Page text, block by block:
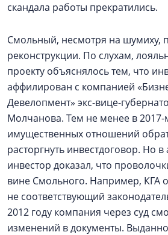
скандала работы прекратились.
Смольный, несмотря на шумиху,
реконструкции. По слухам,
проекту объяснялось тем, что
аффилирован с компанией
Девелопмент» экс-вице-
Молчанова. Тем не менее в
имущественных отношений
расторгнуть инвестдоговор. Но
инвестор доказал, что
вине Смольного. Например, КГА
не соответствующий
2012 году компания через суд
изменений в документы.